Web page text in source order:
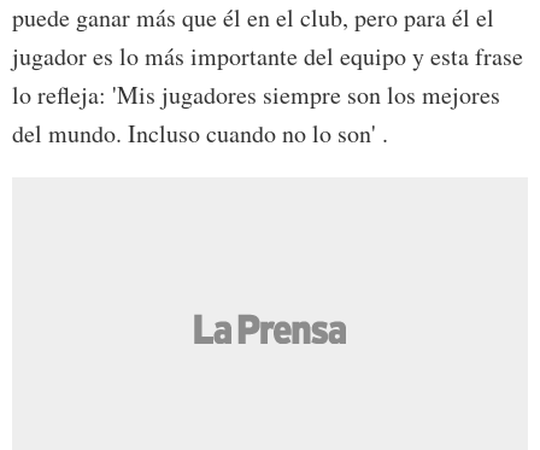
puede ganar más que él en el club, pero para él el
jugador es lo más importante del equipo y esta frase
lo refleja: 'Mis jugadores siempre son los mejores
del mundo. Incluso cuando no lo son' .